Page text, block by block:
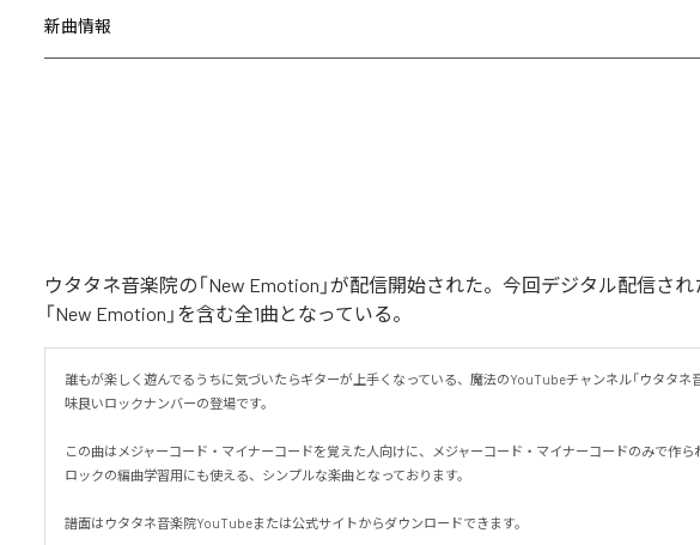
新曲情報
ウタタネ音楽院の「New Emotion」が配信開始された。今回デジタル配信され
「New Emotion」を含む全1曲となっている。
誰もが楽しく遊んでるうちに気づいたらギターが上手くなっている、魔法のYouTubeチャンネル「ウタタネ
味良いロックナンバーの登場です。
この曲はメジャーコード・マイナーコードを覚えた人向けに、メジャーコード・マイナーコードのみで作ら
ロックの編曲学習用にも使える、シンプルな楽曲となっております。
譜面はウタタネ音楽院YouTubeまたは公式サイトからダウンロードできます。